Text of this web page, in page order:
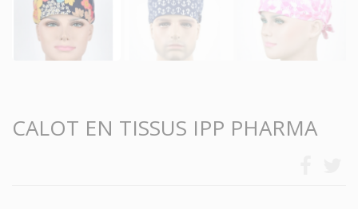
CALOT EN TISSUS IPP PHARMA